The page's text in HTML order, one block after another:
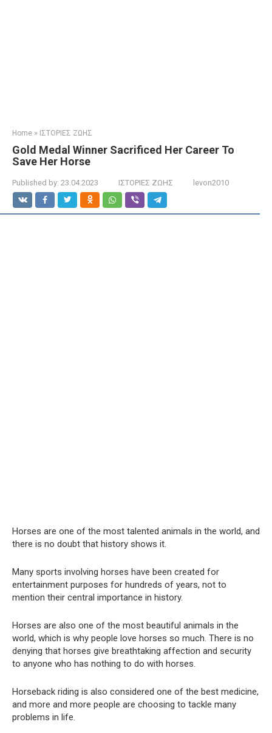
Home » ΙΣΤΟΡΙΕΣ ΖΩΗΣ
Gold Medal Winner Sacrificed Her Career To
Save Her Horse
Published by: 23.04.2023 ΙΣΤΟΡΙΕΣ ΖΩΗΣ levon2010
Horses are one of the most talented animals in the world, and
there is no doubt that history shows it.
Many sports involving horses have been created for
entertainment purposes for hundreds of years, not to
mention their central importance in history.
Horses are also one of the most beautiful animals in the
world, which is why people love horses so much. There is no
denying that horses give breathtaking affection and security
to anyone who has nothing to do with horses.
Horseback riding is also considered one of the best medicine,
and more and more people are choosing to tackle many
problems in life.